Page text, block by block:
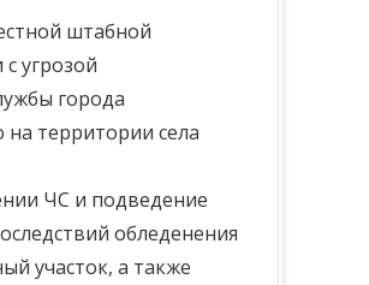
штабной
угрозой
города
территории села
ЧС и подведение
обледенения
участок, а также